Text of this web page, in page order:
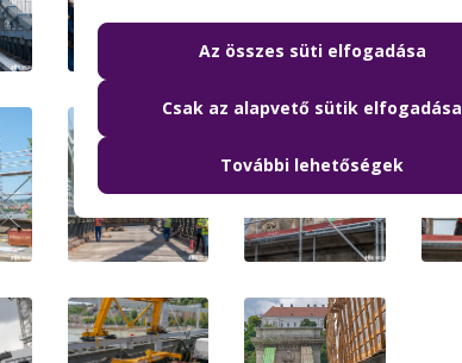
Az összes süti elfogadása
Csak az alapvető sütik elfogadása
További lehetőségek